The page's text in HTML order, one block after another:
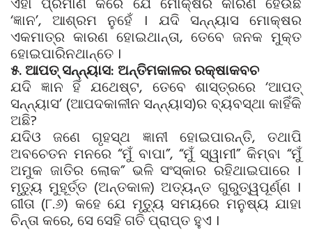
‘ଜ୍ଞାନ’, ଆଶ୍ରମ ନୁହେଁ । ଯଦି ସନ୍ନ୍ୟାସ ମୋକ୍ଷର
ଏକମାତ୍ର କାରଣ ହୋଇଥାନ୍ତା, ତେବେ ଜନକ ମୁକ୍ତ
ହୋଇପାରିନଥାନ୍ତେ ।
୫. ଆପତ୍ ସନ୍ନ୍ୟାସ: ଅନ୍ତିମକାଳର ରକ୍ଷାକବଚ
ଯଦି ଜ୍ଞାନ ହିଁ ଯଥେଷ୍ଟ, ତେବେ ଶାସ୍ତ୍ରରେ ‘ଆପତ୍
ସନ୍ନ୍ୟାସ’ (ଆପଦକାଳୀନ ସନ୍ନ୍ୟାସ)ର ବ୍ୟବସ୍ଥା କାହିଁକି
ଅଛି?
ଯଦିଓ ଜଣେ ଗୃହସ୍ଥ ଜ୍ଞାନୀ ହୋଇପାରନ୍ତି, ତଥାପି
ଅବଚେତନ ମନରେ “ମୁଁ ବାପା”, “ମୁଁ ସ୍ୱାମୀ” କିମ୍ବା “ମୁଁ
ଅମୁକ ଜାତିର ଲୋକ” ଭଳି ସଂସ୍କାର ରହିଥାଇପାରେ ।
ମୃତ୍ୟୁ ମୁହୂର୍ତ୍ତ (ଅନ୍ତକାଳ) ଅତ୍ୟନ୍ତ ଗୁରୁତ୍ୱପୂର୍ଣ୍ଣ ।
ଗୀତା (୮.୬) କହେ ଯେ ମୃତ୍ୟୁ ସମୟରେ ମନୁଷ୍ୟ ଯାହା
ଚିନ୍ତା କରେ, ସେ ସେହି ଗତି ପ୍ରାପ୍ତ ହୁଏ ।